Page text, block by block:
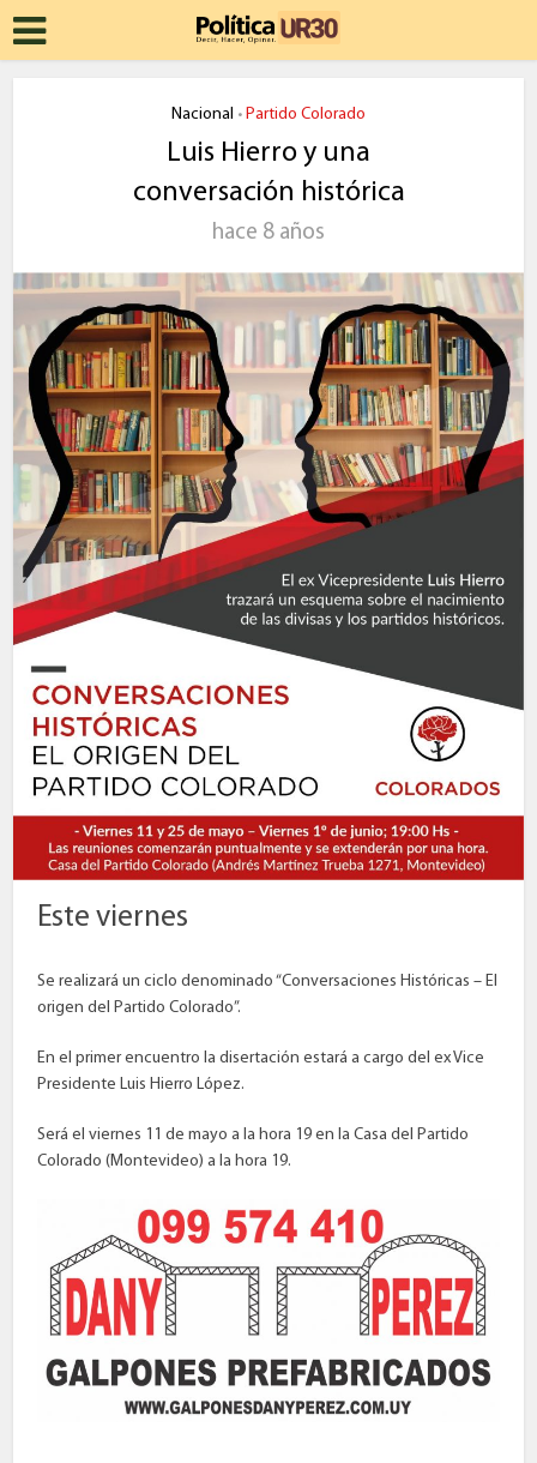
Nacional • Partido Colorado
Luis Hierro y una
conversación histórica
hace 8 años
Este viernes
Se realizará un ciclo denominado “Conversaciones Históricas – El
origen del Partido Colorado”.
En el primer encuentro la disertación estará a cargo del ex Vice
Presidente Luis Hierro López.
Será el viernes 11 de mayo a la hora 19 en la Casa del Partido
Colorado (Montevideo) a la hora 19.